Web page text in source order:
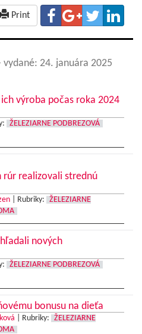
Print
vydané: 24. januára 2025
výroba počas roka 2024
ŽELEZIARNE PODBREZOVÁ
rúr realizovali strednú
Rubriky:
ŽELEZIARNE
nových
ŽELEZIARNE PODBREZOVÁ
bonusu na dieťa
Rubriky:
ŽELEZIARNE